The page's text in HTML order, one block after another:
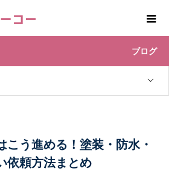
ブログ
こう進める！塗装・防水・
依頼方法まとめ